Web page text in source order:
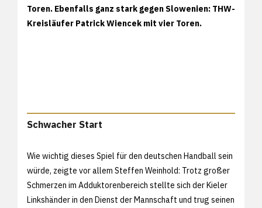
Toren. Ebenfalls ganz stark gegen Slowenien: THW-
Kreisläufer Patrick Wiencek mit vier Toren.
Schwacher Start
Wie wichtig dieses Spiel für den deutschen Handball sein
würde, zeigte vor allem Steffen Weinhold: Trotz großer
Schmerzen im Adduktorenbereich stellte sich der Kieler
Linkshänder in den Dienst der Mannschaft und trug seinen